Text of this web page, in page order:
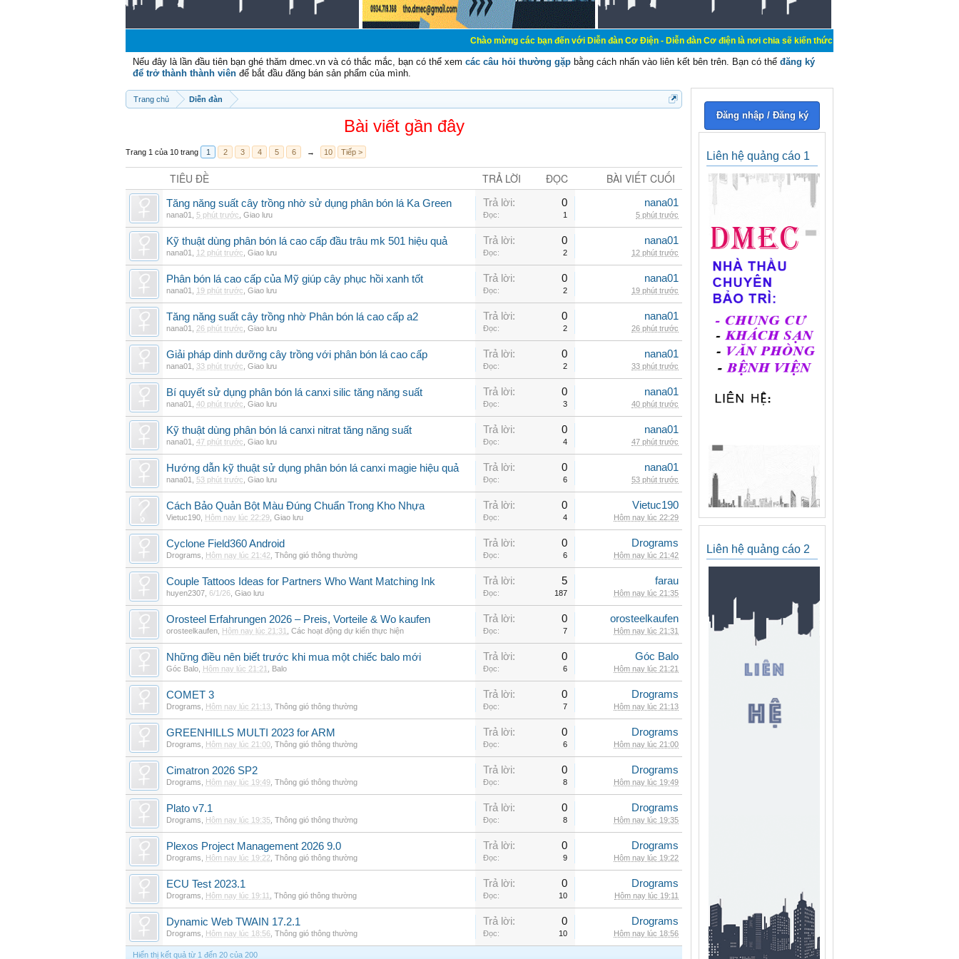
Chào mừng các bạn đến với Diễn đàn Cơ Điện - Diễn đàn Cơ điện là nơi chia sẽ kiến thức kinh nghiệm trong lãnh vực cơ điện,
Nếu đây là lần đầu tiên bạn ghé thăm dmec.vn và có thắc mắc, bạn có thể xem các câu hỏi thường gặp bằng cách nhấn vào liên kết bên trên. Bạn có thể đăng ký
để trở thành thành viên để bắt đầu đăng bán sản phẩm của mình.
Trang chủ Diễn đàn
Bài viết gần đây
Trang 1 của 10 trang 1 2 3 4 5 6 → 10 Tiếp >
TIÊU ĐỀ TRẢ LỜI ĐỌC BÀI VIẾT CUỐI
Tăng năng suất cây trồng nhờ sử dụng phân bón lá Ka Green
nana01 5 phút trước Giao lưu
Trả lời: 0
Đọc: 1
nana01
5 phút trước
Kỹ thuật dùng phân bón lá cao cấp đầu trâu mk 501 hiệu quả
nana01 12 phút trước Giao lưu
Trả lời: 0
Đọc: 2
nana01
12 phút trước
Phân bón lá cao cấp của Mỹ giúp cây phục hồi xanh tốt
nana01 19 phút trước Giao lưu
Trả lời: 0
Đọc: 2
nana01
19 phút trước
Tăng năng suất cây trồng nhờ Phân bón lá cao cấp a2
nana01 26 phút trước Giao lưu
Trả lời: 0
Đọc: 2
nana01
26 phút trước
Giải pháp dinh dưỡng cây trồng với phân bón lá cao cấp
nana01 33 phút trước Giao lưu
Trả lời: 0
Đọc: 2
nana01
33 phút trước
Bí quyết sử dụng phân bón lá canxi silic tăng năng suất
nana01 40 phút trước Giao lưu
Trả lời: 0
Đọc: 3
nana01
40 phút trước
Kỹ thuật dùng phân bón lá canxi nitrat tăng năng suất
nana01 47 phút trước Giao lưu
Trả lời: 0
Đọc: 4
nana01
47 phút trước
Hướng dẫn kỹ thuật sử dụng phân bón lá canxi magie hiệu quả
nana01 53 phút trước Giao lưu
Trả lời: 0
Đọc: 6
nana01
53 phút trước
Cách Bảo Quản Bột Màu Đúng Chuẩn Trong Kho Nhựa
Vietuc190 Hôm nay lúc 22:29 Giao lưu
Trả lời: 0
Đọc: 4
Vietuc190
Hôm nay lúc 22:29
Cyclone Field360 Android
Drograms Hôm nay lúc 21:42 Thông gió thông thường
Trả lời: 0
Đọc: 6
Drograms
Hôm nay lúc 21:42
Couple Tattoos Ideas for Partners Who Want Matching Ink
huyen2307 6/1/26 Giao lưu
Trả lời: 5
Đọc: 187
farau
Hôm nay lúc 21:35
Orosteel Erfahrungen 2026 – Preis, Vorteile & Wo kaufen
orosteelkaufen Hôm nay lúc 21:31 Các hoạt động dự kiến thực hiện
Trả lời: 0
Đọc: 7
orosteelkaufen
Hôm nay lúc 21:31
Những điều nên biết trước khi mua một chiếc balo mới
Góc Balo Hôm nay lúc 21:21 Balo
Trả lời: 0
Đọc: 6
Góc Balo
Hôm nay lúc 21:21
COMET 3
Drograms Hôm nay lúc 21:13 Thông gió thông thường
Trả lời: 0
Đọc: 7
Drograms
Hôm nay lúc 21:13
GREENHILLS MULTI 2023 for ARM
Drograms Hôm nay lúc 21:00 Thông gió thông thường
Trả lời: 0
Đọc: 6
Drograms
Hôm nay lúc 21:00
Cimatron 2026 SP2
Drograms Hôm nay lúc 19:49 Thông gió thông thường
Trả lời: 0
Đọc: 8
Drograms
Hôm nay lúc 19:49
Plato v7.1
Drograms Hôm nay lúc 19:35 Thông gió thông thường
Trả lời: 0
Đọc: 8
Drograms
Hôm nay lúc 19:35
Plexos Project Management 2026 9.0
Drograms Hôm nay lúc 19:22 Thông gió thông thường
Trả lời: 0
Đọc: 9
Drograms
Hôm nay lúc 19:22
ECU Test 2023.1
Drograms Hôm nay lúc 19:11 Thông gió thông thường
Trả lời: 0
Đọc: 10
Drograms
Hôm nay lúc 19:11
Dynamic Web TWAIN 17.2.1
Drograms Hôm nay lúc 18:56 Thông gió thông thường
Trả lời: 0
Đọc: 10
Drograms
Hôm nay lúc 18:56
Hiển thị kết quả từ 1 đến 20 của 200
Đăng nhập / Đăng ký
Liên hệ quảng cáo 1
Liên hệ quảng cáo 2